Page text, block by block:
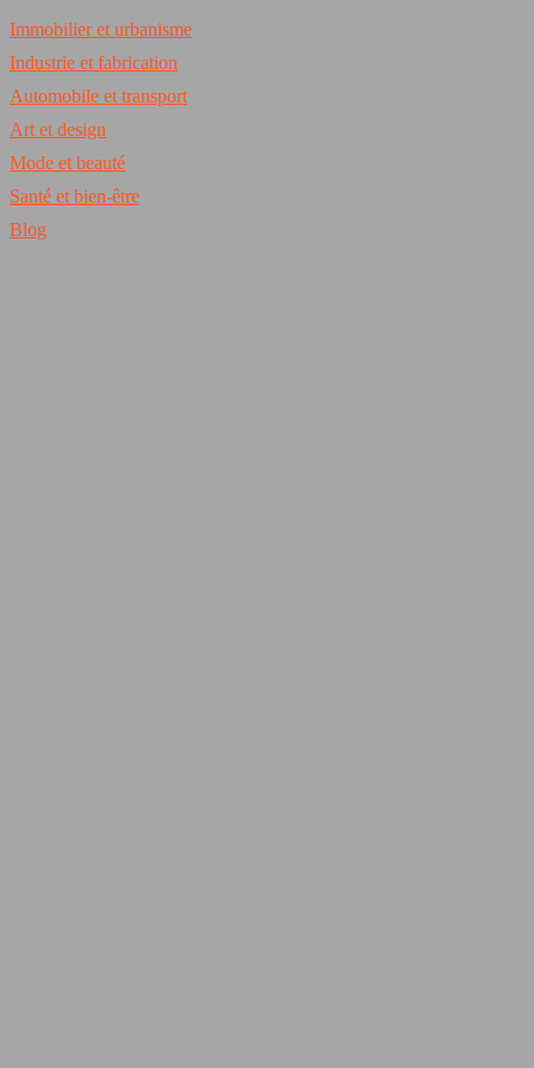
Immobilier et urbanisme
Industrie et fabrication
Automobile et transport
Art et design
Mode et beauté
Santé et bien-être
Blog